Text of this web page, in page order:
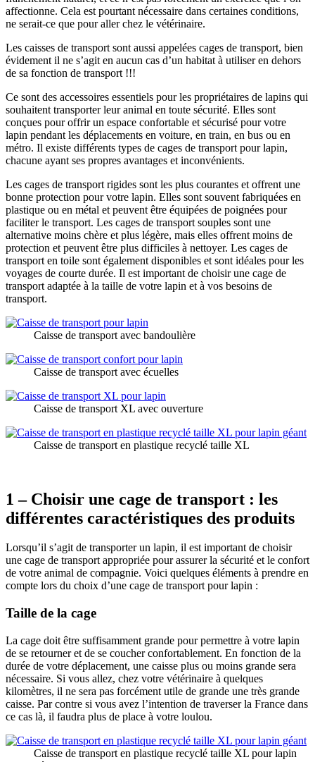
affectionne. Cela est pourtant nécessaire dans certaines conditions,
ne serait-ce que pour aller chez le vétérinaire.
Les caisses de transport sont aussi appelées cages de transport, bien
évidement il ne s’agit en aucun cas d’un habitat à utiliser en dehors
de sa fonction de transport !!!
Ce sont des accessoires essentiels pour les propriétaires de lapins qui
souhaitent transporter leur animal en toute sécurité. Elles sont
conçues pour offrir un espace confortable et sécurisé pour votre
lapin pendant les déplacements en voiture, en train, en bus ou en
métro. Il existe différents types de cages de transport pour lapin,
chacune ayant ses propres avantages et inconvénients.
Les cages de transport rigides sont les plus courantes et offrent une
bonne protection pour votre lapin. Elles sont souvent fabriquées en
plastique ou en métal et peuvent être équipées de poignées pour
faciliter le transport. Les cages de transport souples sont une
alternative moins chère et plus légère, mais elles offrent moins de
protection et peuvent être plus difficiles à nettoyer. Les cages de
transport en toile sont également disponibles et sont idéales pour les
voyages de courte durée. Il est important de choisir une cage de
transport adaptée à la taille de votre lapin et à vos besoins de
transport.
Caisse de transport avec bandoulière
Caisse de transport avec écuelles
Caisse de transport XL avec ouverture
Caisse de transport en plastique recyclé taille XL
1 – Choisir une cage de transport : les
différentes caractéristiques des produits
Lorsqu’il s’agit de transporter un lapin, il est important de choisir
une cage de transport appropriée pour assurer la sécurité et le confort
de votre animal de compagnie. Voici quelques éléments à prendre en
compte lors du choix d’une cage de transport pour lapin :
Taille de la cage
La cage doit être suffisamment grande pour permettre à votre lapin
de se retourner et de se coucher confortablement. En fonction de la
durée de votre déplacement, une caisse plus ou moins grande sera
nécessaire. Si vous allez, chez votre vétérinaire à quelques
kilomètres, il ne sera pas forcément utile de grande une très grande
caisse. Par contre si vous avez l’intention de traverser la France dans
ce cas là, il faudra plus de place à votre loulou.
Caisse de transport en plastique recyclé taille XL pour lapin